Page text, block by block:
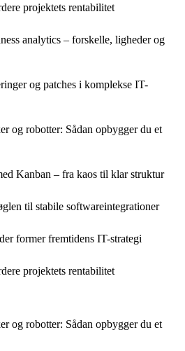
projektets rentabilitet
analytics – forskelle, ligheder og
og patches i komplekse IT-
og robotter: Sådan opbygger du et
Kanban – fra kaos til klar struktur
til stabile softwareintegrationer
former fremtidens IT-strategi
projektets rentabilitet
og robotter: Sådan opbygger du et